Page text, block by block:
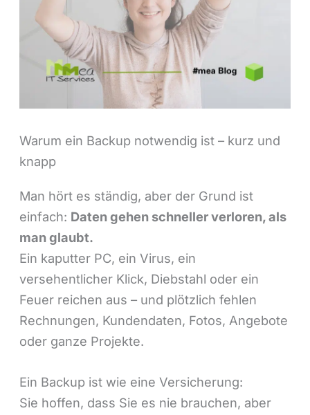
Warum ein Backup notwendig ist – kurz und
knapp
Man hört es ständig, aber der Grund ist
einfach: Daten gehen schneller verloren, als
man glaubt.
Ein kaputter PC, ein Virus, ein
versehentlicher Klick, Diebstahl oder ein
Feuer reichen aus – und plötzlich fehlen
Rechnungen, Kundendaten, Fotos, Angebote
oder ganze Projekte.
Ein Backup ist wie eine Versicherung:
Sie hoffen, dass Sie es nie brauchen, aber